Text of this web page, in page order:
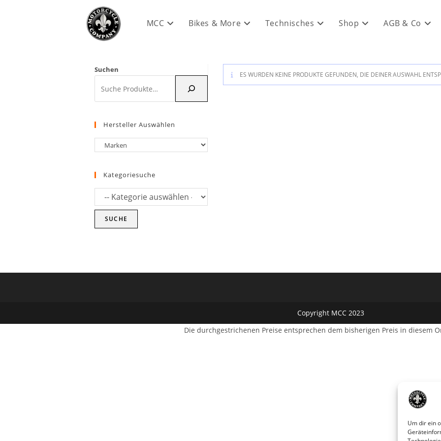
Um dir ein
MCC Bikes & More Technisches Shop AGB & Co
ES WURDEN KEINE PRODUKTE GEFUNDEN, DIE DEINER AUSWAHL
Suchen
Hersteller Auswählen
Kategoriesuche
SUCHE
Copyright MCC 2023
Die durchgestrichenen Preise entsprechen dem bisherigen Preis in diesem